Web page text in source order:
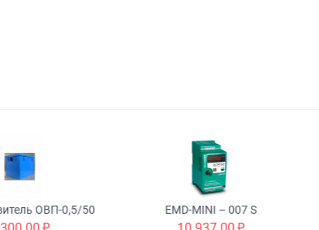
ОВП-0,5/50 EMD-MINI – 007 S